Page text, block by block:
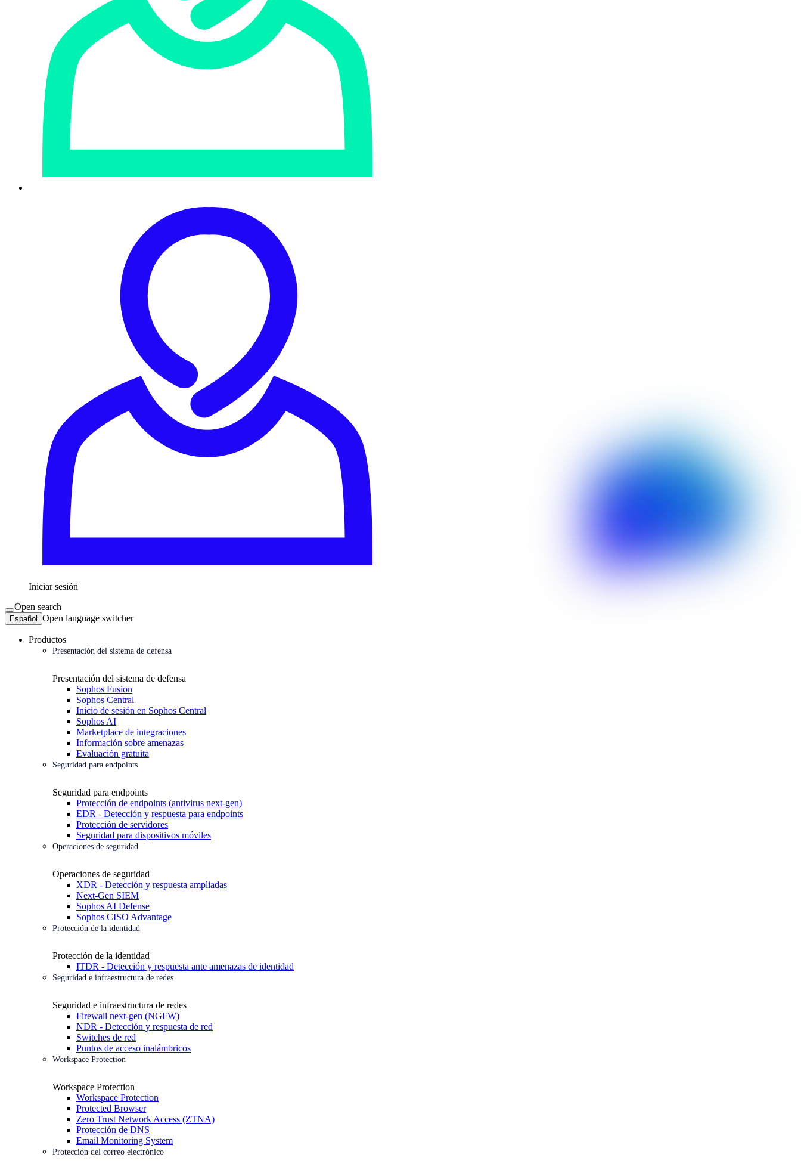
Iniciar sesión
Open search
Español Open language switcher
Productos
Presentación del sistema de defensa
Presentación del sistema de defensa
Sophos Fusion
Sophos Central
Inicio de sesión en Sophos Central
Sophos AI
Marketplace de integraciones
Información sobre amenazas
Evaluación gratuita
Seguridad para endpoints
Seguridad para endpoints
Protección de endpoints (antivirus next-gen)
EDR - Detección y respuesta para endpoints
Protección de servidores
Seguridad para dispositivos móviles
Operaciones de seguridad
Operaciones de seguridad
XDR - Detección y respuesta ampliadas
Next-Gen SIEM
Sophos AI Defense
Sophos CISO Advantage
Protección de la identidad
Protección de la identidad
ITDR - Detección y respuesta ante amenazas de identidad
Seguridad e infraestructura de redes
Seguridad e infraestructura de redes
Firewall next-gen (NGFW)
NDR - Detección y respuesta de red
Switches de red
Puntos de acceso inalámbricos
Workspace Protection
Workspace Protection
Workspace Protection
Protected Browser
Zero Trust Network Access (ZTNA)
Protección de DNS
Email Monitoring System
Protección del correo electrónico